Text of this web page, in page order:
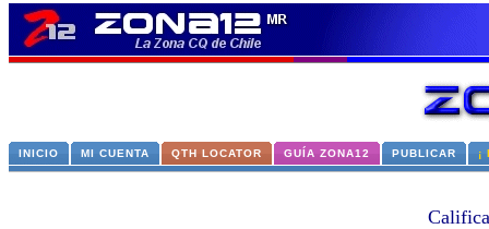
INICIO MI CUENTA QTH LOCATOR GUÍA ZONA12 PUBLICAR ¡